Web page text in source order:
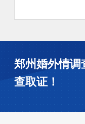
郑州婚外情调
查取证！